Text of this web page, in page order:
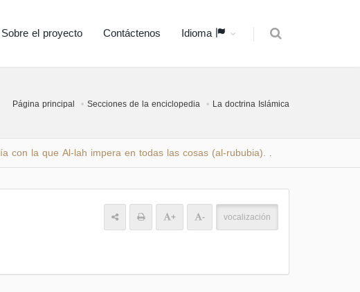
Sobre el proyecto Contáctenos Idioma
Página principal Secciones de la enciclopedia La doctrina Islámica
con la que Al-lah impera en todas las cosas (al-rububia).
+ - vocalización